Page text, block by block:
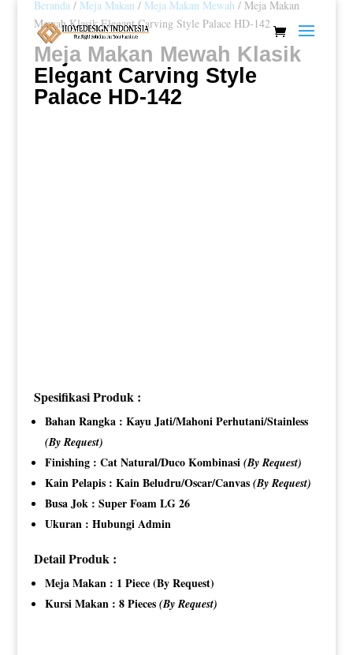
Beranda/ Meja Makan / Meja Makan Mewah / Meja Makan
Mewah Klasik Elegant Carving Style Palace HD-142
Meja Makan Mewah Klasik
Elegant Carving Style
Palace HD-142
Spesifikasi Produk :
Bahan Rangka : Kayu Jati/Mahoni Perhutani/Stainless
(By Request)
Finishing : Cat Natural/Duco Kombinasi (By Request)
Kain Pelapis : Kain Beludru/Oscar/Canvas (By Request)
Busa Jok : Super Foam LG 26
Ukuran : Hubungi Admin
Detail Produk :
Meja Makan : 1 Piece (By Request)
Kursi Makan : 8 Pieces (By Request)